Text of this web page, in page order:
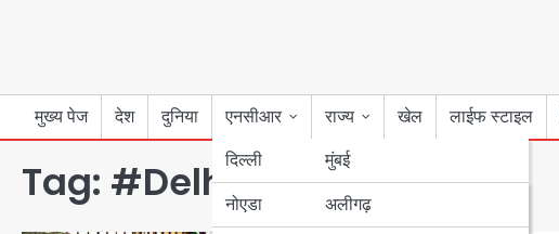
मुख्य पेज देश दुनिया
एनसीआर
दिल्ली
नोएडा
राज्य
मुंबई
उत्तर प्रदेश
अलीगढ़
खेल लाईफ स्टाइल
Tag: #Delhi High Court